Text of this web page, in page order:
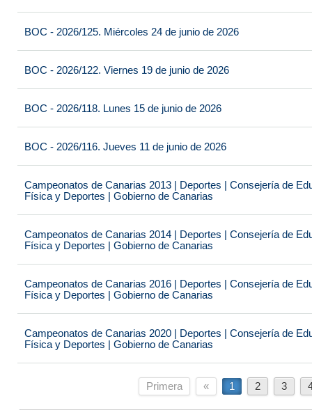
BOC - 2026/125. Miércoles 24 de junio de 2026
BOC - 2026/122. Viernes 19 de junio de 2026
BOC - 2026/118. Lunes 15 de junio de 2026
BOC - 2026/116. Jueves 11 de junio de 2026
Campeonatos de Canarias 2013 | Deportes | Consejería de
Física y Deportes | Gobierno de Canarias
Campeonatos de Canarias 2014 | Deportes | Consejería de
Física y Deportes | Gobierno de Canarias
Campeonatos de Canarias 2016 | Deportes | Consejería de
Física y Deportes | Gobierno de Canarias
Campeonatos de Canarias 2020 | Deportes | Consejería de
Física y Deportes | Gobierno de Canarias
Primera « 1 2 3